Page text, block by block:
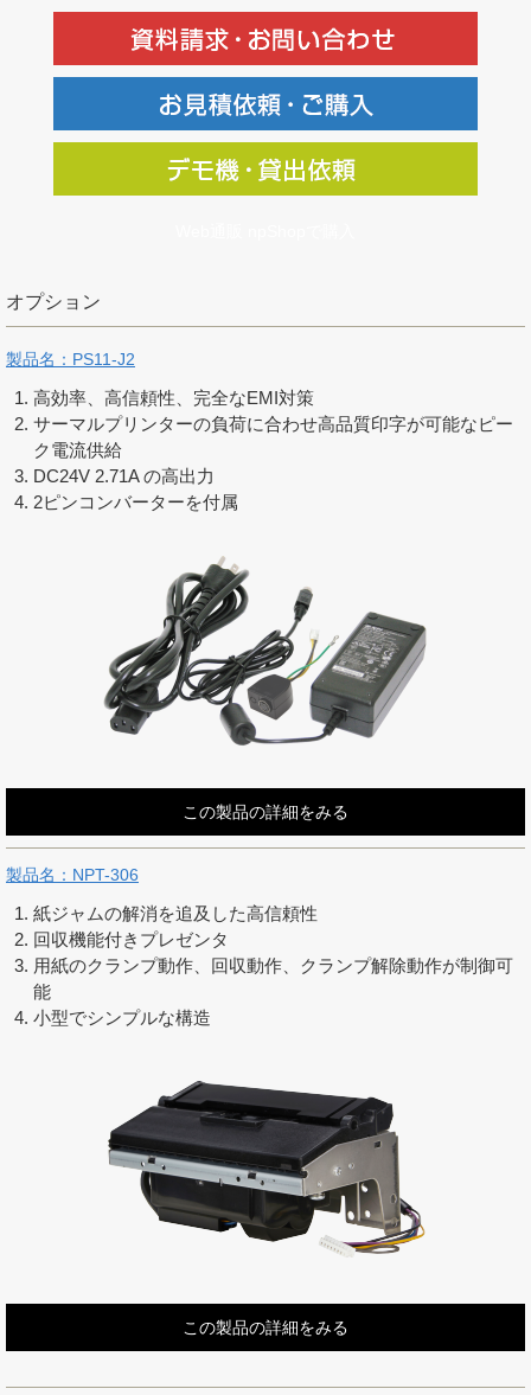
オプション
製品名：PS11-J2
高効率、高信頼性、完全なEMI対策
サーマルプリンターの負荷に合わせ高品質印字が可能なピー
ク電流供給
DC24V 2.71A の高出力
2ピンコンバーターを付属
この製品の詳細をみる
製品名：NPT-306
紙ジャムの解消を追及した高信頼性
回収機能付きプレゼンタ
用紙のクランプ動作、回収動作、クランプ解除動作が制御可
能
小型でシンプルな構造
この製品の詳細をみる